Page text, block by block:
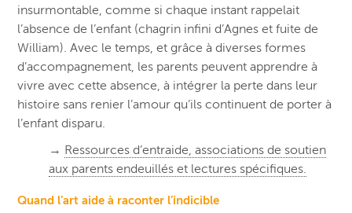
insurmontable, comme si chaque instant rappelait
l’absence de l’enfant (chagrin infini d’Agnes et fuite de
William). Avec le temps, et grâce à diverses formes
d’accompagnement, les parents peuvent apprendre à
vivre avec cette absence, à intégrer la perte dans leur
histoire sans renier l’amour qu’ils continuent de porter à
l’enfant disparu.
→ Ressources d’entraide, associations de soutien
aux parents endeuillés et lectures spécifiques.
Quand l’art aide à raconter l’indicible